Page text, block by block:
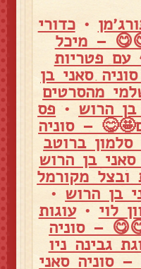
•כדורי
– מיכל
עם פטריות
סאני בן
מהסרטים
הרוש • פס
– סוניה
סלמון ברוטב
בן הרוש
ובצל מקורמל
בן הרוש •
לוי •עוגות
– סוניה
גבינה ניו
סוניה סאני